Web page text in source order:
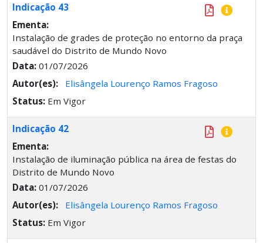
Indicação 43
Ementa:
Instalação de grades de proteção no entorno da praça
saudável do Distrito de Mundo Novo
Data: 01/07/2026
Autor(es):
Elisângela Lourenço Ramos Fragoso
Status: Em Vigor
Indicação 42
Ementa:
Instalação de iluminação pública na área de festas do
Distrito de Mundo Novo
Data: 01/07/2026
Autor(es):
Elisângela Lourenço Ramos Fragoso
Status: Em Vigor